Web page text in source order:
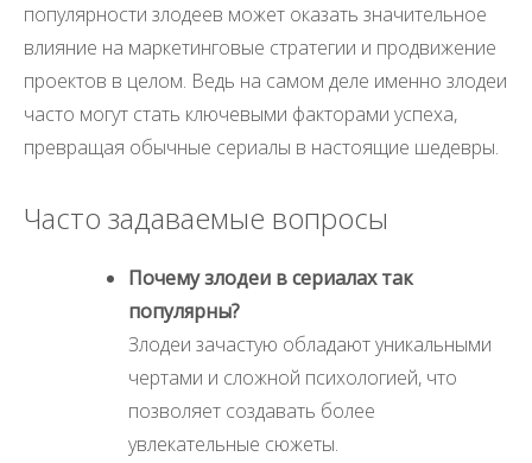
популярности злодеев может оказать значительное
влияние на маркетинговые стратегии и продвижение
проектов в целом. Ведь на самом деле именно злодеи
часто могут стать ключевыми факторами успеха,
превращая обычные сериалы в настоящие шедевры.
Часто задаваемые вопросы
Почему злодеи в сериалах так
популярны?
Злодеи зачастую обладают уникальными
чертами и сложной психологией, что
позволяет создавать более
увлекательные сюжеты.